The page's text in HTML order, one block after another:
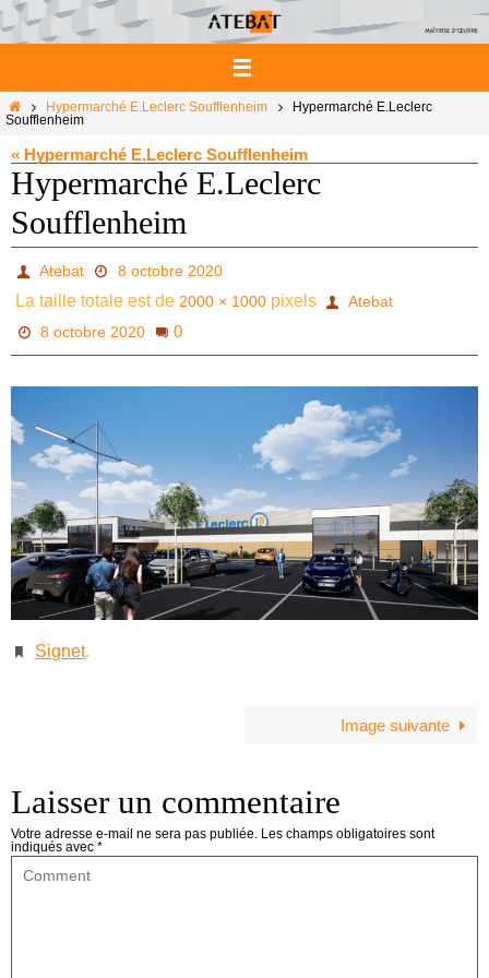
Passer
vers
le
HomeHypermarché E.Leclerc Soufflenheim
Hypermarché E.Leclerc
Soufflenheim
« Hypermarché E.Leclerc Soufflenheim
Hypermarché E.Leclerc
Soufflenheim
Atebat 8 octobre 2020
La taille totale est de 2000 × 1000 pixels
Atebat
8 octobre 2020
0
Signet.
Image suivante
Laisser un commentaire
Votre adresse e-mail ne sera pas publiée. Les champs obligatoires sont
indiqués avec *